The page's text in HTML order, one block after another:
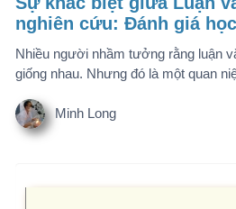
Minh Long
Chào thành viên mới